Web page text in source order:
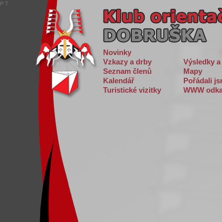
Novinky
Vzkazy a drby
Výsledky
Seznam členů
Mapy
Kalendář
Pořádali
Turistické vizitky
WWW
P T